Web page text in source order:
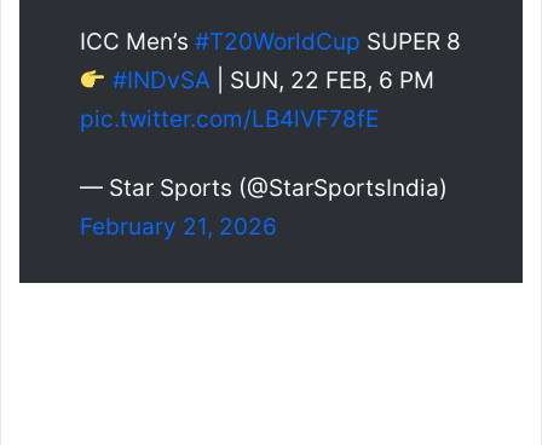
ICC Men’s #T20WorldCup SUPER 8
#INDvSA| SUN, 22 FEB, 6 PM
pic.twitter.com/LB4lVF78fE
— Star Sports (@StarSportsIndia)
February 21, 2026